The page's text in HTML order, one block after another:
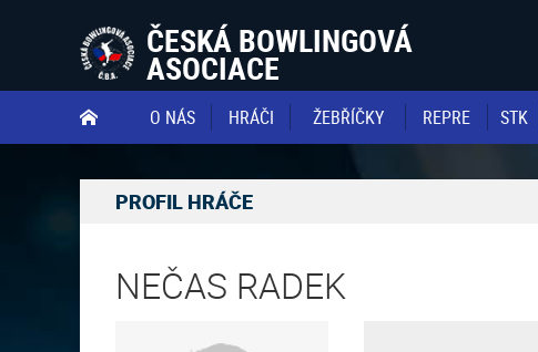
ČESKÁ BOWLINGOVÁ
ASOCIACE
 O NÁS HRÁČI ŽEBŘÍČKY REPRE STK
PROFIL HRÁČE
NEČAS RADEK